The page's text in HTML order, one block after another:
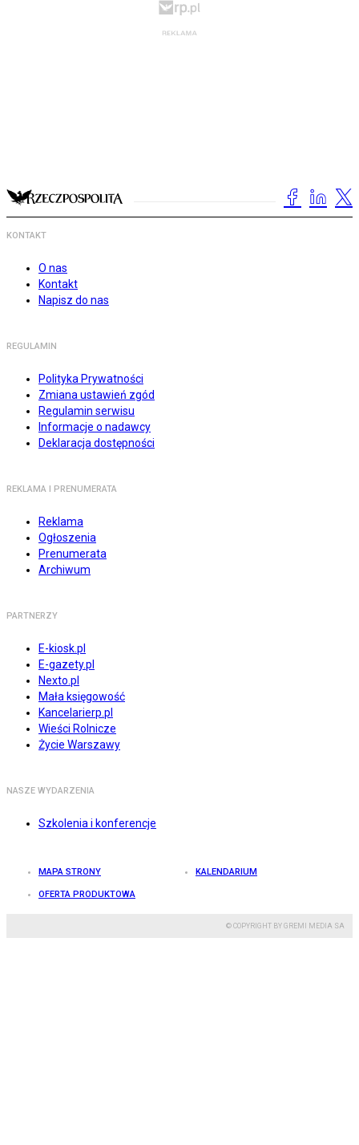
KONTAKT
O nas
Kontakt
Napisz do nas
REGULAMIN
Polityka Prywatności
Zmiana ustawień zgód
Regulamin serwisu
Informacje o nadawcy
Deklaracja dostępności
REKLAMA I PRENUMERATA
Reklama
Ogłoszenia
Prenumerata
Archiwum
PARTNERZY
E-kiosk.pl
E-gazety.pl
Nexto.pl
Mała księgowość
Kancelarierp.pl
Wieści Rolnicze
Życie Warszawy
NASZE WYDARZENIA
Szkolenia i konferencje
MAPA STRONY KALENDARIUM
OFERTA PRODUKTOWA
© COPYRIGHT BY GREMI MEDIA SA